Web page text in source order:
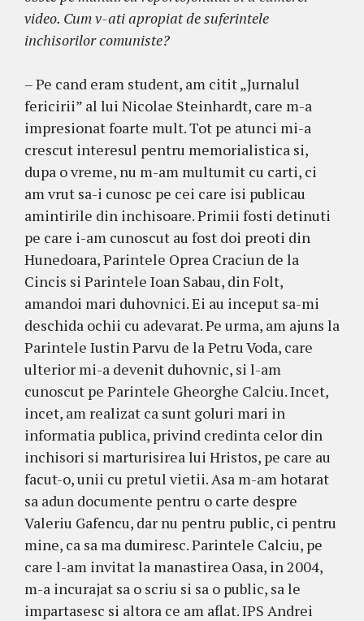
video. Cum v-ati apropiat de suferintele
inchisorilor comuniste?
– Pe cand eram student, am citit „Jurnalul
fericirii” al lui Nicolae Steinhardt, care m-a
impresionat foarte mult. Tot pe atunci mi-a
crescut interesul pentru memorialistica si,
dupa o vreme, nu m-am multumit cu carti, ci
am vrut sa-i cunosc pe cei care isi publicau
amintirile din inchisoare. Primii fosti detinuti
pe care i-am cunoscut au fost doi preoti din
Hunedoara, Parintele Oprea Craciun de la
Cincis si Parintele Ioan Sabau, din Folt,
amandoi mari duhovnici. Ei au inceput sa-mi
deschida ochii cu adevarat. Pe urma, am ajuns la
Parintele Iustin Parvu de la Petru Voda, care
ulterior mi-a devenit duhovnic, si l-am
cunoscut pe Parintele Gheorghe Calciu. Incet,
incet, am realizat ca sunt goluri mari in
informatia publica, privind credinta celor din
inchisori si marturisirea lui Hristos, pe care au
facut-o, unii cu pretul vietii. Asa m-am hotarat
sa adun documente pentru o carte despre
Valeriu Gafencu, dar nu pentru public, ci pentru
mine, ca sa ma dumiresc. Parintele Calciu, pe
care l-am invitat la manastirea Oasa, in 2004,
m-a incurajat sa o scriu si sa o public, sa le
impartasesc si altora ce am aflat. IPS Andrei